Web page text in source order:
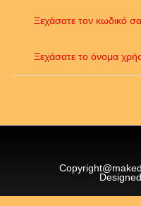
Ξεχάσατε τον κωδικό
Ξεχάσατε το όνομα